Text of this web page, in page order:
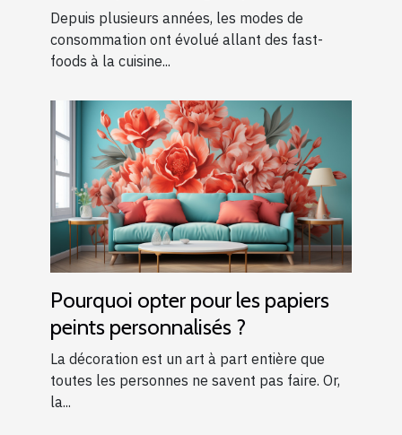
Depuis plusieurs années, les modes de
consommation ont évolué allant des fast-
foods à la cuisine...
Pourquoi opter pour les papiers
peints personnalisés ?
La décoration est un art à part entière que
toutes les personnes ne savent pas faire. Or,
la...